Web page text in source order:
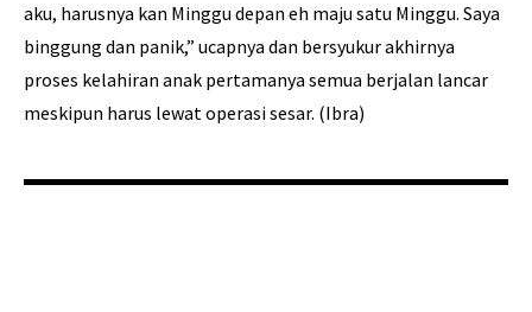
aku, harusnya kan Minggu depan eh maju satu Minggu. Saya
binggung dan panik,” ucapnya dan bersyukur akhirnya
proses kelahiran anak pertamanya semua berjalan lancar
meskipun harus lewat operasi sesar. (Ibra)